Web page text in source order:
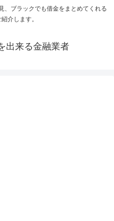
、ブラックでも借金をまとめてくれる
介します。
出来る金融業者